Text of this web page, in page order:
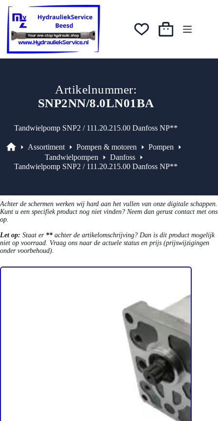
naar
inhoud
Winkelwagen
Artikelnummer:
SNP2NN/8.0LN01BA
Tandwielpomp SNP2 / 111.20.215.00 Danfoss NP**
Assortiment
Assortiment Pompen & motoren
Pompen
Tandwielpompen
Danfoss
Tandwielpomp SNP2 / 111.20.215.00 Danfoss NP**
Achter de schermen werken wij hard aan het vullen van onze digitale schappen.
Kunt u een specifiek product nog niet vinden? Neem dan gerust contact met ons
op.
Let op: Staat er ** achter de artikelomschrijving? Dan is dit product mogelijk
niet op voorraad. Vraag ons naar de actuele status en prijs (prijswijzigingen
onder voorbehoud).